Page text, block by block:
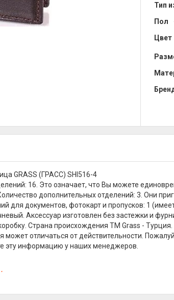
Тип
Пол
Цвет
GRASS (ГРАСС) SHI516-4
16. Это означает, что Вы можете
дополнительных отделений: 3. Они
для документов, фотокарт и пропусков: 1
Аксессуар изготовлен без застежки и
Страна происхождения TM Grass -
может отличаться от действительности.
эту информацию у наших менеджеров.